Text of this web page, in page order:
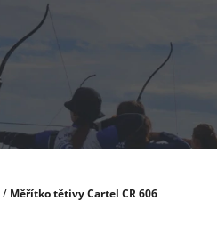
/ Měřítko tětivy Cartel CR 606